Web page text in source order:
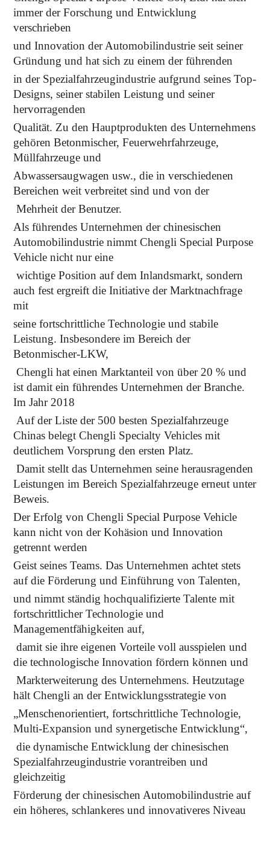
immer der Forschung und Entwicklung
verschrieben
und Innovation der Automobilindustrie seit seiner
Gründung und hat sich zu einem der führenden
in der Spezialfahrzeugindustrie aufgrund seines Top-
Designs, seiner stabilen Leistung und seiner
hervorragenden
Qualität. Zu den Hauptprodukten des Unternehmens
gehören Betonmischer, Feuerwehrfahrzeuge,
Müllfahrzeuge und
Abwassersaugwagen usw., die in verschiedenen
Bereichen weit verbreitet sind und von der
Mehrheit der Benutzer.
Als führendes Unternehmen der chinesischen
Automobilindustrie nimmt Chengli Special Purpose
Vehicle nicht nur eine
wichtige Position auf dem Inlandsmarkt, sondern
auch fest ergreift die Initiative der Marktnachfrage
mit
seine fortschrittliche Technologie und stabile
Leistung. Insbesondere im Bereich der
Betonmischer-LKW,
Chengli hat einen Marktanteil von über 20 % und
ist damit ein führendes Unternehmen der Branche.
Im Jahr 2018
Auf der Liste der 500 besten Spezialfahrzeuge
Chinas belegt Chengli Specialty Vehicles mit
deutlichem Vorsprung den ersten Platz.
Damit stellt das Unternehmen seine herausragenden
Leistungen im Bereich Spezialfahrzeuge erneut unter
Beweis.
Der Erfolg von Chengli Special Purpose Vehicle
kann nicht von der Kohäsion und Innovation
getrennt werden
Geist seines Teams. Das Unternehmen achtet stets
auf die Förderung und Einführung von Talenten,
und nimmt ständig hochqualifizierte Talente mit
fortschrittlicher Technologie und
Managementfähigkeiten auf,
damit sie ihre eigenen Vorteile voll ausspielen und
die technologische Innovation fördern können und
Markterweiterung des Unternehmens. Heutzutage
hält Chengli an der Entwicklungsstrategie von
„Menschenorientiert, fortschrittliche Technologie,
Multi-Expansion und synergetische Entwicklung“,
die dynamische Entwicklung der chinesischen
Spezialfahrzeugindustrie vorantreiben und
gleichzeitig
Förderung der chinesischen Automobilindustrie auf
ein höheres, schlankeres und innovativeres Niveau